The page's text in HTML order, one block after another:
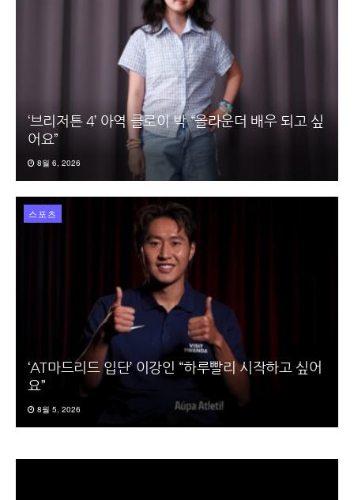
‘브리저튼 4’ 아역 클로이 박 “올라운더 배우 되고 싶
어요”
8월 6, 2026
스포츠
‘AT마드리드 입단’ 이강인 “하루빨리 시작하고 싶어
요”
8월 5, 2026